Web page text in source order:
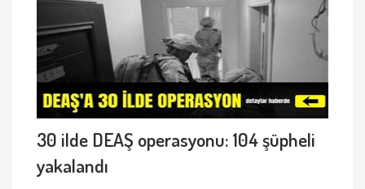
30 ilde DEAŞ operasyonu: 104 şüpheli
yakalandı